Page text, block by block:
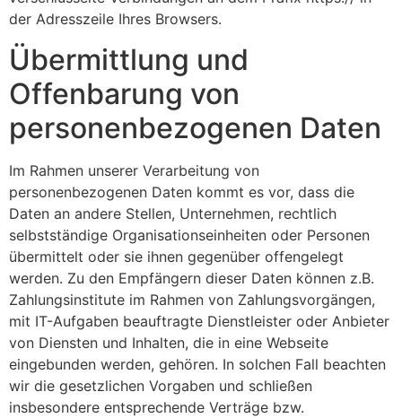
der Adresszeile Ihres Browsers.
Übermittlung und
Offenbarung von
personenbezogenen Daten
Im Rahmen unserer Verarbeitung von
personenbezogenen Daten kommt es vor, dass die
Daten an andere Stellen, Unternehmen, rechtlich
selbstständige Organisationseinheiten oder Personen
übermittelt oder sie ihnen gegenüber offengelegt
werden. Zu den Empfängern dieser Daten können z.B.
Zahlungsinstitute im Rahmen von Zahlungsvorgängen,
mit IT-Aufgaben beauftragte Dienstleister oder Anbieter
von Diensten und Inhalten, die in eine Webseite
eingebunden werden, gehören. In solchen Fall beachten
wir die gesetzlichen Vorgaben und schließen
insbesondere entsprechende Verträge bzw.